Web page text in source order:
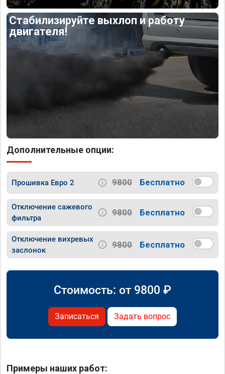
Стабилизируйте выхлоп и работу
двигателя!
Дополнительные опции:
Прошивка Евро 2 9800 Бесплатно
Отключение сажевого
фильтра
9800 Бесплатно
Отключение вихревых
заслонок
9800 Бесплатно
Стоимость: от 9800 ₽
Записаться Задать вопрос
Примеры наших работ: